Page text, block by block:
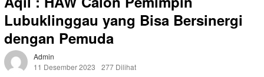
Lubuklinggau yang Bisa Bersinergi
dengan Pemuda
Admin
11 Desember 2023
277 Dilihat